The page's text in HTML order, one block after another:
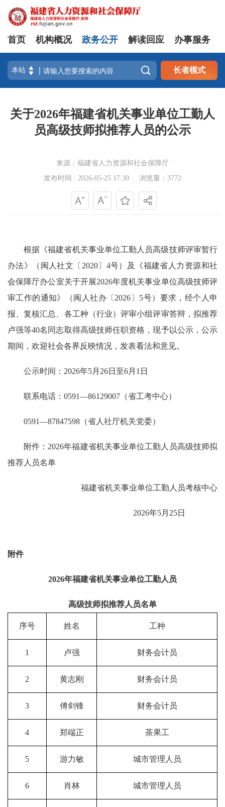
首页 机构概况 政务公开 解读回应 办事服务
 长者模式
关于2026年福建省机关事业单位工勤人
员高级技师拟推荐人员的公示
来源：福建省人力资源和社会保障厅
发布时间 : 2026-05-25 17:30
浏览量：3772
根据《福建省机关事业单位工勤人员高级技师评审暂行
办法》（闽人社文〔2020〕4号）及《福建省人力资源和社
会保障厅办公室关于开展2026年度机关事业单位高级技师评
审工作的通知》（闽人社办〔2026〕5号）要求，经个人申
报、复核汇总、各工种（行业）评审小组评审答辩，拟推荐
卢强等40名同志取得高级技师任职资格，现予以公示，公示
期间，欢迎社会各界反映情况，发表看法和意见。
公示时间：2026年5月26日至6月1日
联系电话：0591—86129007（省工考中心）
0591—87847598（省人社厅机关党委）
附件：2026年福建省机关事业单位工勤人员高级技师拟
推荐人员名单
福建省机关事业单位工勤人员考核中心
2026年5月25日
附件
2026年福建省机关事业单位工勤人员
高级技师拟推荐人员名单
序号 姓名 工种
1 卢强 财务会计员
2 黄志刚 财务会计员
3 傅剑锋 财务会计员
4 郑端正 茶果工
5 游力敏 城市管理人员
6 肖林 城市管理人员